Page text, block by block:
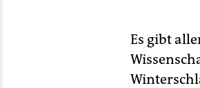
Es gibt